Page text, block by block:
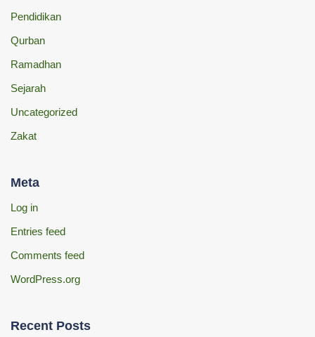
Pendidikan
Qurban
Ramadhan
Sejarah
Uncategorized
Zakat
Meta
Log in
Entries feed
Comments feed
WordPress.org
Recent Posts